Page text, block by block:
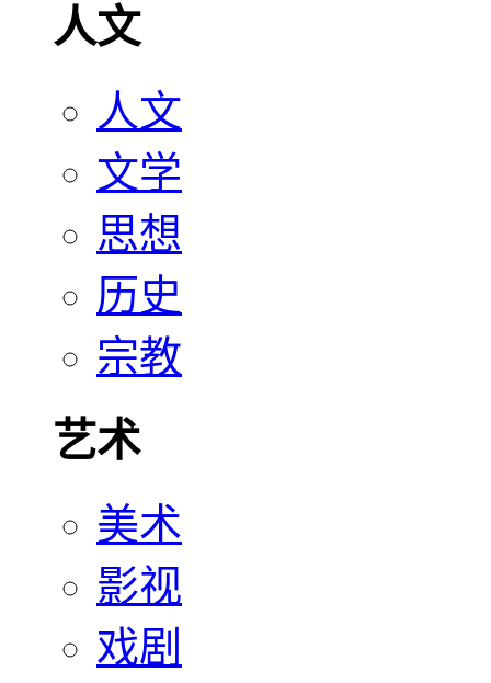
人文
人文
文学
思想
历史
宗教
艺术
美术
影视
戏剧